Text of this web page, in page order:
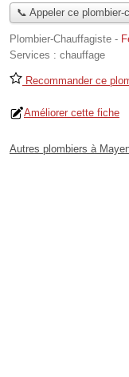
📞 Appeler ce plombier-
Plombier-Chauffagiste -
Services : chauffage
Recommander ce
Améliorer cette fiche
Autres plombiers à